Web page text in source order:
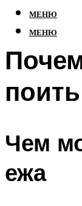
МЕНЮ
МЕНЮ
Чем
ежа